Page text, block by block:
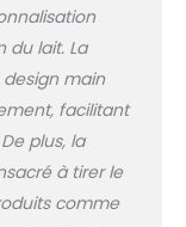
vous
que
sera 100
pour
vous
du lait. La
main
facilitant
plus, la
à tirer le
comme